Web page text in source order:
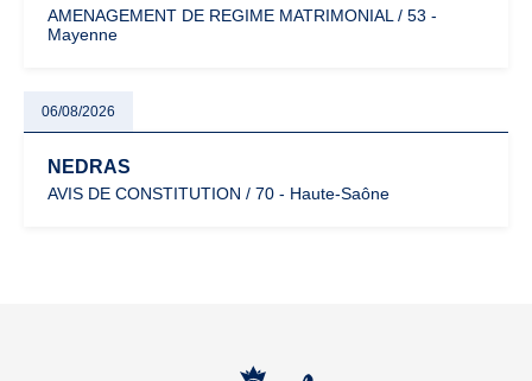
AMENAGEMENT DE REGIME MATRIMONIAL / 53 -
Mayenne
06/08/2026
NEDRAS
AVIS DE CONSTITUTION / 70 - Haute-Saône